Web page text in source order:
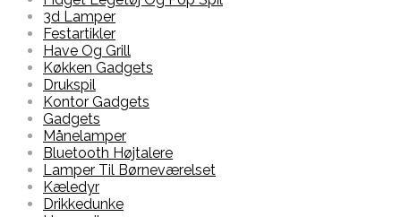
3d Lamper
Festartikler
Have Og Grill
Køkken Gadgets
Drukspil
Kontor Gadgets
Gadgets
Månelamper
Bluetooth Højtalere
Lamper Til Børneværelset
Kæledyr
Drikkedunke